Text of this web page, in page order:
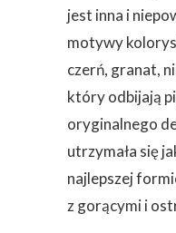
jest inna i
motywy
czerń, granat,
który odbijają
oryginalnego
utrzymała się
najlepszej
z gorącymi i